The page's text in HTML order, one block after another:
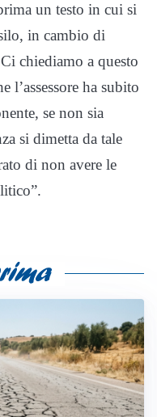
un testo in cui si
in cambio di
chiediamo a questo
l’assessore ha subito
se non sia
si dimetta da tale
di non avere le